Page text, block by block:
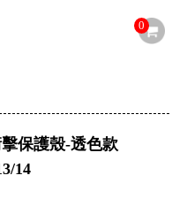
0
保護殼-透色款
14